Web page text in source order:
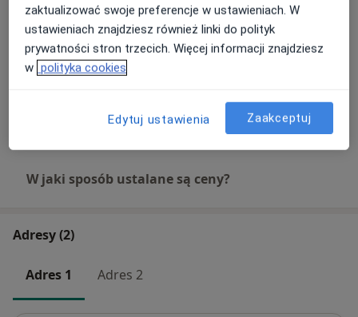
Konsultacja dermatologiczna
Szczegóły
Szczegóły
W jaki sposób ustalane są ceny?
Adresy (2)
Adres 1 Adres 2
zaktualizować swoje preferencje w ustawieniach. W
ustawieniach znajdziesz również linki do polityk
prywatności stron trzecich. Więcej informacji znajdziesz
w polityka cookies
Edytuj ustawienia Zaakceptuj